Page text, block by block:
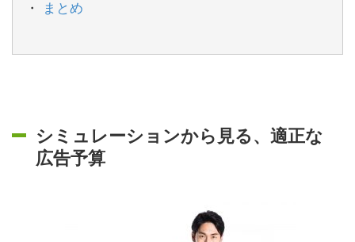
まとめ
シミュレーションから見る、適正な
広告予算